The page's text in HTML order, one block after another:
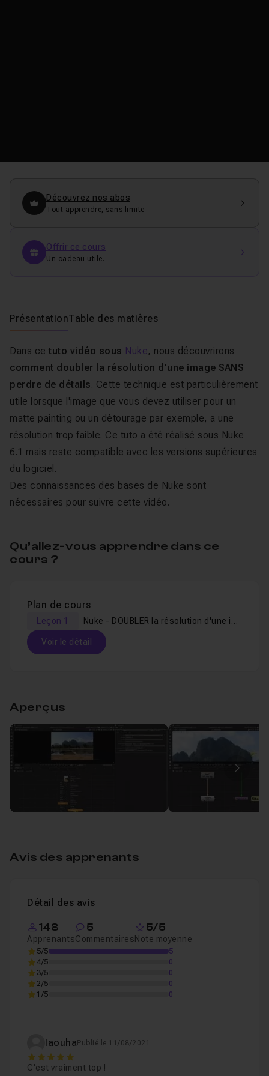
Découvrez nos abos
Tout apprendre, sans limite
Offrir ce cours
Un cadeau utile.
PrésentationTable des matières
Dans ce tuto vidéo sous Nuke, nous découvrirons
comment doubler la résolution d'une image SANS
perdre de détails. Cette technique est particulièrement
utile lorsque l'image que vous devez utiliser pour un
matte painting ou un détourage par exemple, a une
résolution trop faible. Ce tuto a été réalisé sous Nuke
6.1 mais reste compatible avec les versions supérieures
du logiciel.
Des connaissances des bases de Nuke sont
nécessaires pour suivre cette vidéo.
Qu’allez-vous apprendre dans ce
cours ?
Plan de cours
Leçon 1 Nuke - DOUBLER la résolution d'une image SANS perdre de détails
Voir le détail
Aperçus
Avis des apprenants
Détail des avis
148
Apprenants
5
Commentaires
5/5
Note moyenne
5/5
5
4/5
0
3/5
0
2/5
0
1/5
0
Iaouha Publié le 11/08/2021
5
C'est vraiment top !